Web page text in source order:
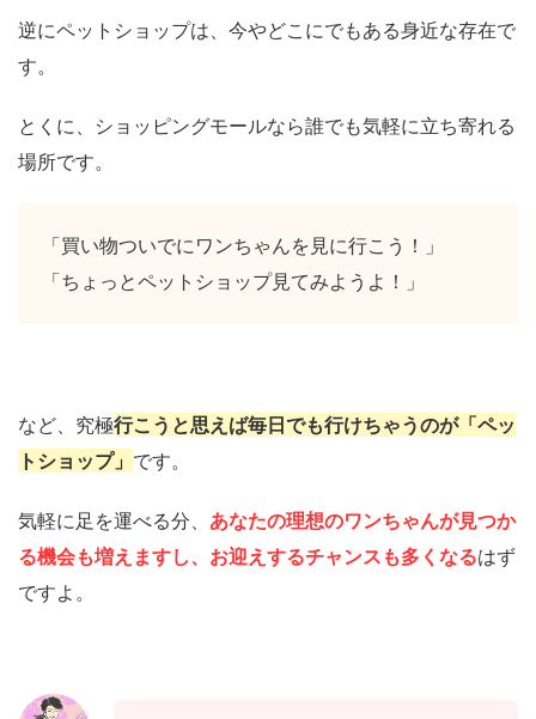
逆にペットショップは、今やどこにでもある身近な存在で
す。
とくに、ショッピングモールなら誰でも気軽に立ち寄れる
場所です。
「買い物ついでにワンちゃんを見に行こう！」
「ちょっとペットショップ見てみようよ！」
など、究極行こうと思えば毎日でも行けちゃうのが「ペッ
トショップ」 です。
気軽に足を運べる分、 あなたの理想のワンちゃんが見つか
る機会も増えますし、お迎えするチャンスも多くなるはず
ですよ。